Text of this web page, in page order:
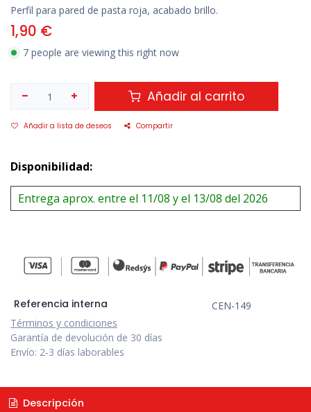
Perfil para pared de pasta roja, acabado brillo.
1,90 €
7 people are viewing this right now
Añadir al carrito
Añadir a lista de deseos Compartir
Disponibilidad:
Entrega aprox. entre el 11/08 y el 13/08 del 2026
Referencia interna
CEN-149
Términos y condiciones
Garantía de devolución de 30 días
Envío: 2-3 días laborables
Descripción